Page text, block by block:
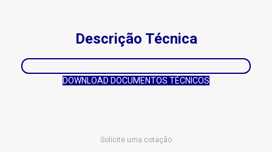
Descrição Técnica
DOWNLOAD DOCUMENTOS TÉCNICOS
Solicite uma cotação